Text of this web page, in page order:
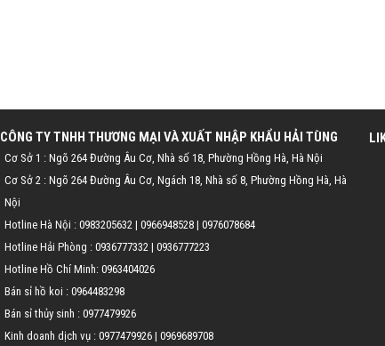
CÔNG TY TNHH THƯƠNG MẠI VÀ XUẤT NHẬP KHẨU HẢI TÙNG
Cơ Sở 1 : Ngõ 264 Đường Âu Cơ, Nhà số 18, Phường Hồng Hà, Hà Nội
Cơ Sở 2 : Ngõ 264 Đường Âu Cơ, Ngách 18, Nhà số 8, Phường Hồng Hà, Hà
Nội
Hotline Hà Nội :0983205632 |0966948528 |0976078684
Hotline Hải Phòng :0936777332 |0936777223
Hotline Hồ Chí Minh:0963404026
Bán sỉ hồ koi :0964483298
Bán sỉ thủy sinh :0977479926
Kinh doanh dịch vụ :0977479926 |0969689708